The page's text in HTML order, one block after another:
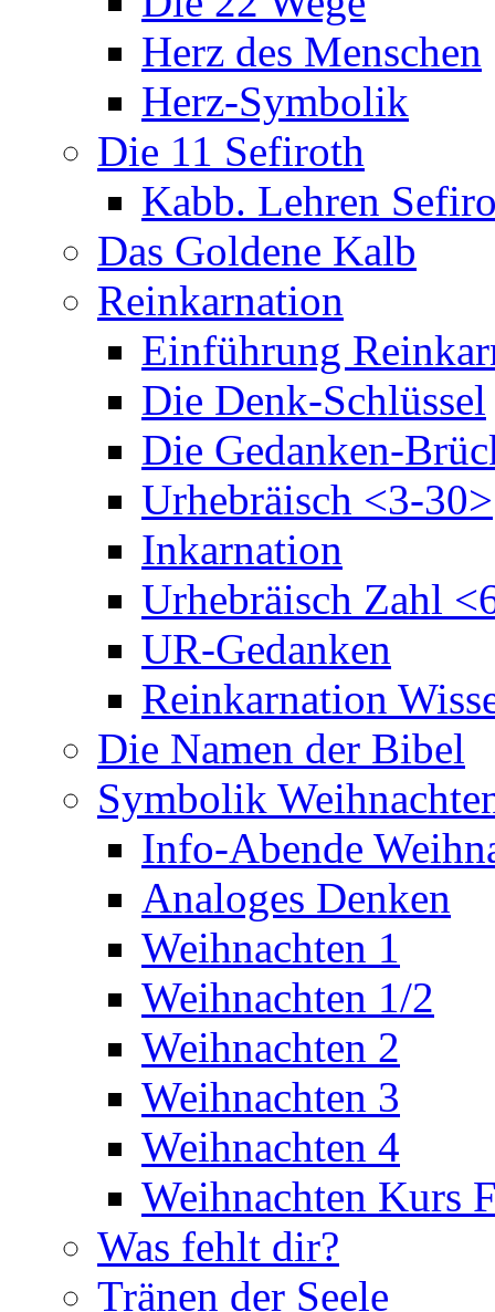
Herz des Menschen
Herz-Symbolik
Die 11 Sefiroth
Kabb. Lehren
Das Goldene Kalb
Reinkarnation
Einführung
Die Denk-Schlüssel
Die Gedanken-
Urhebräisch <3-30>
Inkarnation
Urhebräisch Zahl
UR-Gedanken
Reinkarnation
Die Namen der Bibel
Symbolik
Info-Abende
Analoges Denken
Weihnachten 1
Weihnachten 1/2
Weihnachten 2
Weihnachten 3
Weihnachten 4
Weihnachten Kurs
Was fehlt dir?
Tränen der Seele